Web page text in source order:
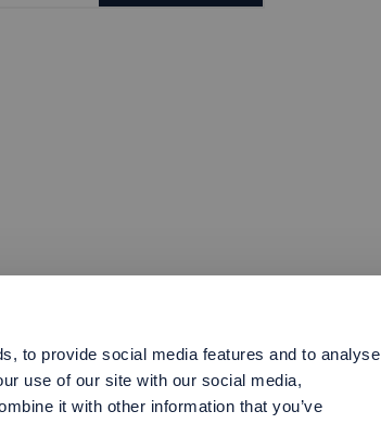
to provide social media features and to analyse
use of our site with our social media,
it with other information that you’ve